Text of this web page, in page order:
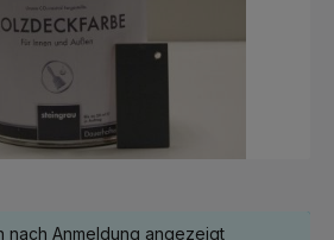
nach Anmeldung angezeigt